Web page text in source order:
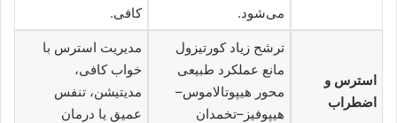
می‌شود.
کافی.
استرس و
اضطراب
ترشح زیاد کورتیزول
مانع عملکرد طبیعی
محور هیپوتالاموس–
هیپوفیز–تخمدان
مدیریت استرس با
خواب کافی،
مدیتیشن، تنفس
عمیق یا درمان